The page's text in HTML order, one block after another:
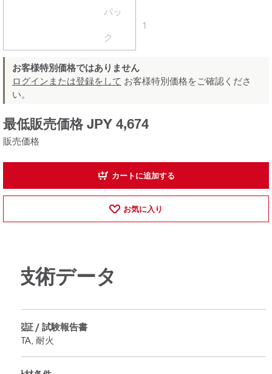
パッ
ク
1
お客様特別価格ではありません
ログインまたは登録をして お客様特別価格をご確認くださ
い。
販売価格
最低販売価格 JPY 4,674
カートに追加する
お気に入り
技術データ
認証 / 試験報告書
ETA, 耐火